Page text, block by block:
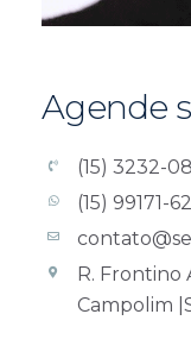
Agende
(15) 3232-
(15) 99171-
R. Frontino
Campolim